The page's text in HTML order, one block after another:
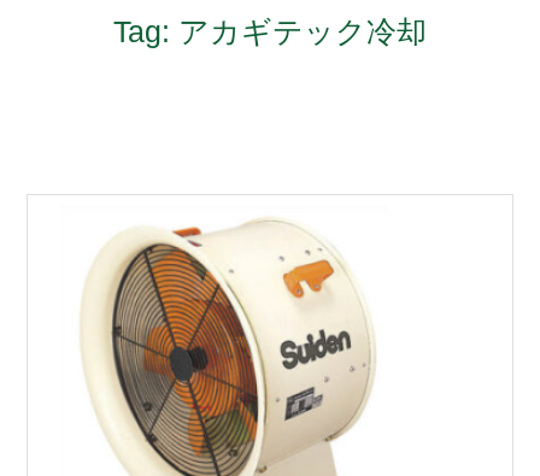
Tag: アカギテック冷却